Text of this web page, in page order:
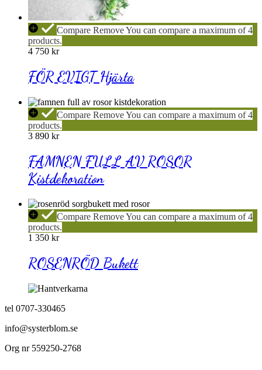
FÖR
EVIGT
Hjärta
CompareRemoveYou can compare a maximum of 4
products.
4 750 kr
FÖR EVIGT Hjärta
FAMNEN
FULL
AV
Kistdekoration
CompareRemoveYou can compare a maximum of 4
products.
3 890 kr
FAMNEN FULL AV ROSOR
Kistdekoration
ROSENRÖD
Bukett
CompareRemoveYou can compare a maximum of 4
products.
1 350 kr
ROSENRÖD Bukett
tel 0707-330465
info@systerblom.se
Org nr 559250-2768